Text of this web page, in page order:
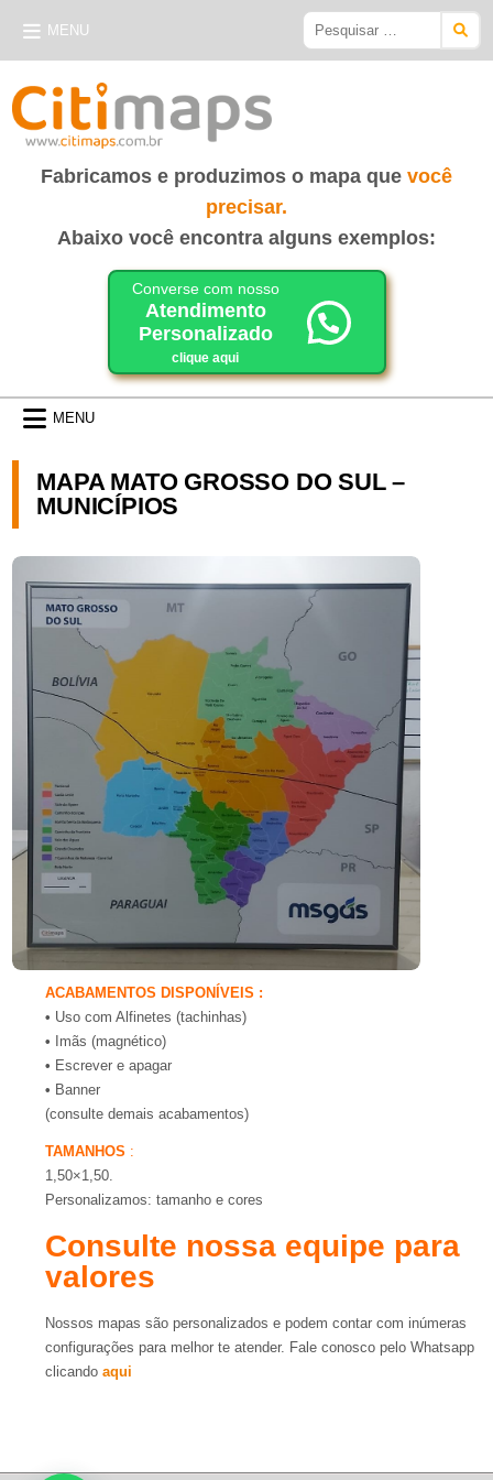
MENU
Pesquisar
por:
Fabricamos e produzimos o mapa que você
precisar.
Abaixo você encontra alguns exemplos:
Converse com nosso
Atendimento
Personalizado
clique aqui
MENU
MAPA MATO GROSSO DO SUL –
MUNICÍPIOS
ACABAMENTOS DISPONÍVEIS :
• Uso com Alfinetes (tachinhas)
• Imãs (magnético)
• Escrever e apagar
• Banner
(consulte demais acabamentos)
TAMANHOS :
1,50×1,50.
Personalizamos: tamanho e cores
Consulte nossa equipe para
valores
Nossos mapas são personalizados e podem contar com inúmeras
configurações para melhor te atender. Fale conosco pelo Whatsapp
clicandoaqui